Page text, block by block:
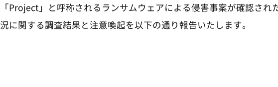
「Project」と呼称されるランサムウェアによる侵害事案が確認され
況に関する調査結果と注意喚起を以下の通り報告いたします。